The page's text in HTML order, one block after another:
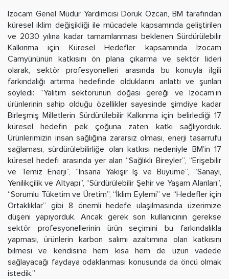
İzocam Genel Müdür Yardımcısı Doruk Özcan, BM tarafından
küresel iklim değişikliği ile mücadele kapsamında geliştirilen
ve 2030 yılına kadar tamamlanması beklenen Sürdürülebilir
Kalkınma için Küresel Hedefler kapsamında İzocam
Camyününün katkısını ön plana çıkarma ve sektör lideri
olarak, sektör profesyonelleri arasında bu konuyla ilgili
farkındalığı artırma hedefinde olduklarını anlattı ve şunları
söyledi: “Yalıtım sektörünün doğası gereği ve İzocam’ın
ürünlerinin sahip olduğu özellikler sayesinde şimdiye kadar
Birleşmiş Milletlerin Sürdürülebilir Kalkınma için belirlediği 17
küresel hedefin pek çoğuna zaten katkı sağlıyorduk.
Ürünlerimizin insan sağlığına zararsız olması, enerji tasarrufu
sağlaması, sürdürülebilirliğe olan katkısı nedeniyle BM’in 17
küresel hedefi arasında yer alan “Sağlıklı Bireyler”, “Erişebilir
ve Temiz Enerji”, “İnsana Yakışır İş ve Büyüme”, “Sanayi,
Yenilikçilik ve Altyapı”, “Sürdürülebilir Şehir ve Yaşam Alanları”,
“Sorumlu Tüketim ve Üretim”, “İklim Eylemi” ve “Hedefler için
Ortaklıklar” gibi 8 önemli hedefe ulaşılmasında üzerimize
düşeni yapıyorduk. Ancak gerek son kullanıcının gerekse
sektör profesyonellerinin ürün seçimini bu farkındalıkla
yapması, ürünlerin karbon salımı azaltımına olan katkısını
bilmesi ve kendisine hem kısa hem de uzun vadede
sağlayacağı faydaya odaklanması konusunda da öncü olmak
istedik.”